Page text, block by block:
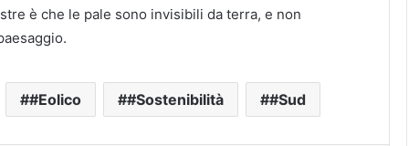
è che le pale sono invisibili da terra, e non
#Eolico #Sostenibilità #Sud